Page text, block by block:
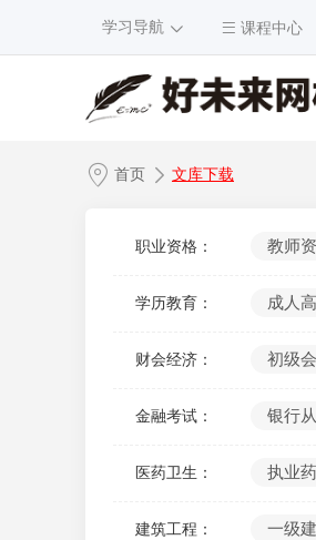
学习导航 课程中心
首页 文库下载
职业资格： 教师
学历教育： 成人
财会经济： 初级
金融考试： 银行
医药卫生： 执业
建筑工程： 一级